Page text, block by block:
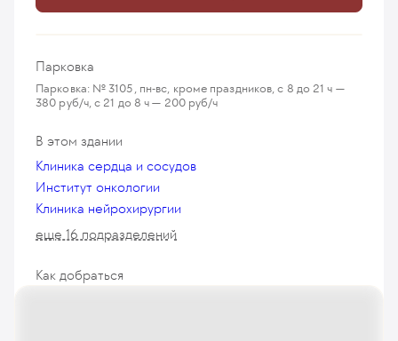
Парковка
Парковка: № 3105, пн-вс, кроме праздников, с 8 до 21 ч —
380 руб/ч, с 21 до 8 ч — 200 руб/ч
В этом здании
Клиника сердца и сосудов
Институт онкологии
Клиника нейрохирургии
еще 16 подразделений
Как добраться